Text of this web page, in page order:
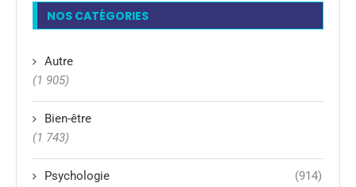
NOS CATÉGORIES
Autre
(1 905)
Bien-être
(1 743)
Psychologie (914)